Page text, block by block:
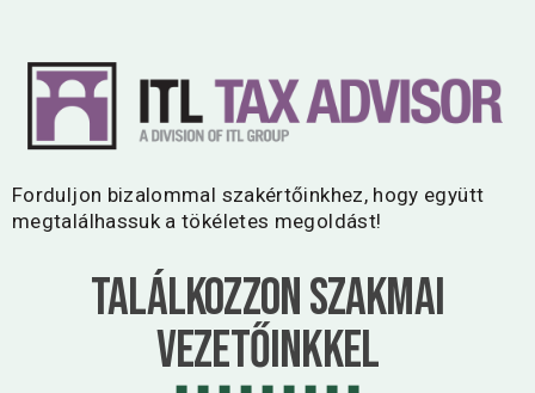
Forduljon bizalommal szakértőinkhez, hogy együtt
megtalálhassuk a tökéletes megoldást!
Találkozzon Szakmai
vezetőinkkel